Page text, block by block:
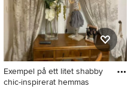
Exempel på ett litet shabby
chic-inspirerat hemmas